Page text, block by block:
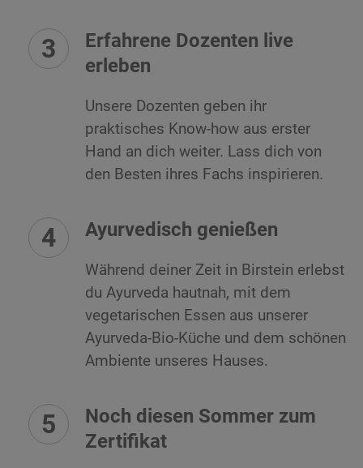
Erfahrene Dozenten live
erleben
Unsere Dozenten geben ihr
praktisches Know-how aus erster
Hand an dich weiter. Lass dich von
den Besten ihres Fachs inspirieren.
Ayurvedisch genießen
Während deiner Zeit in Birstein erlebst
du Ayurveda hautnah, mit dem
vegetarischen Essen aus unserer
Ayurveda-Bio-Küche und dem schönen
Ambiente unseres Hauses.
Noch diesen Sommer zum
Zertifikat